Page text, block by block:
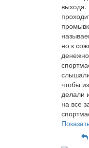
выхода.
но к
чтобы
делали
на все